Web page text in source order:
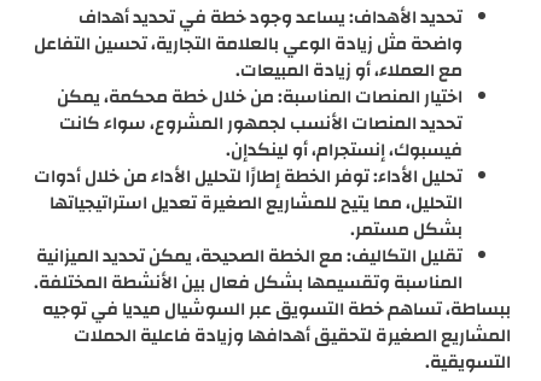
تحديد الأهداف: يساعد وجود خطة في تحديد أهداف
واضحة مثل زيادة الوعي بالعلامة التجارية، تحسين التفاعل
مع العملاء، أو زيادة المبيعات.
اختيار المنصات المناسبة: من خلال خطة محكمة، يمكن
تحديد المنصات الأنسب لجمهور المشروع، سواء كانت
فيسبوك، إنستجرام، أو لينكدإن.
تحليل الأداء: توفر الخطة إطارًا لتحليل الأداء من خلال أدوات
التحليل، مما يتيح للمشاريع الصغيرة تعديل استراتيجياتها
بشكل مستمر.
تقليل التكاليف: مع الخطة الصحيحة، يمكن تحديد الميزانية
المناسبة وتقسيمها بشكل فعال بين الأنشطة المختلفة.
ببساطة، تساهم خطة التسويق عبر السوشيال ميديا في توجيه
المشاريع الصغيرة لتحقيق أهدافها وزيادة فاعلية الحملات
التسويقية.